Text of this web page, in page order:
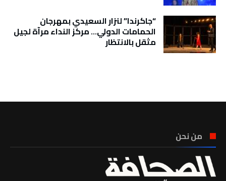
“جاكرندا” لنزار السعيدي بمهرجان
الحمامات الدولي… مركز النداء مرآة لجيل
مثقل بالانتظار
من نحن